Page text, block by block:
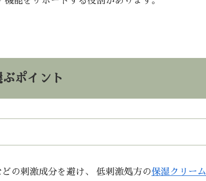
ポイント
の刺激成分を避け、 低刺激処方の保湿クリーム